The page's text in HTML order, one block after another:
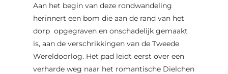
Aan het begin van deze rondwandeling
herinnert een bom die aan de rand van het
dorp opgegraven en onschadelijk gemaakt
is, aan de verschrikkingen van de Tweede
Wereldoorlog. Het pad leidt eerst over een
verharde weg naar het romantische Dielchen